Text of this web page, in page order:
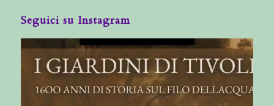
Seguici su Instagram